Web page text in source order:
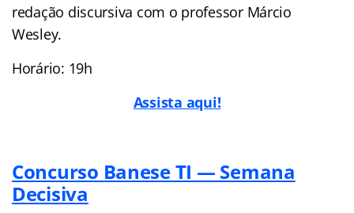
redação discursiva com o professor Márcio
Wesley.
Horário: 19h
Assista aqui!
Concurso Banese TI — Semana
Decisiva